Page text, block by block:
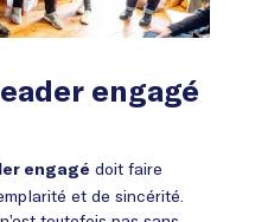
engagé
engagé doit faire
et de sincérité.